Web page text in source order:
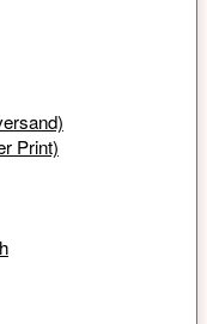
Print)